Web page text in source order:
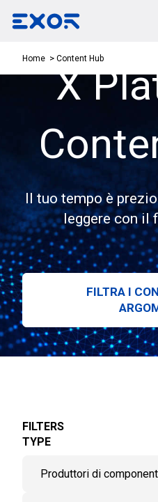
Home Content Hub
X
Il tuo tempo è
leggere con il
FILTRA I
FILTERS
TYPE